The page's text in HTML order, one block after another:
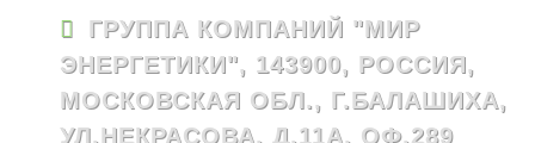
ГРУППА КОМПАНИЙ "МИР
ЭНЕРГЕТИКИ", 143900, РОССИЯ,
МОСКОВСКАЯ ОБЛ., Г.БАЛАШИХА,
УЛ.НЕКРАСОВА, Д.11А, ОФ.289